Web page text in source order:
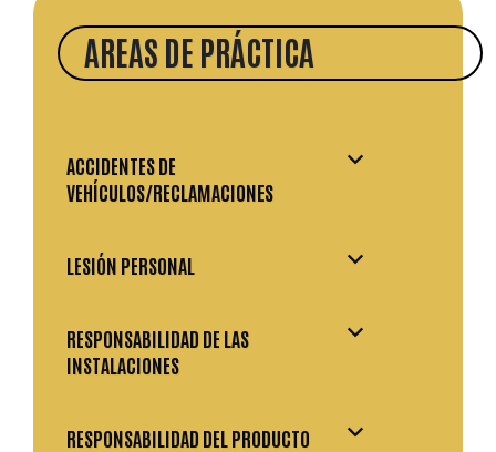
AREAS DE PRÁCTICA
ACCIDENTES DE
VEHÍCULOS/RECLAMACIONES
LESIÓN PERSONAL
RESPONSABILIDAD DE LAS
INSTALACIONES
RESPONSABILIDAD DEL PRODUCTO